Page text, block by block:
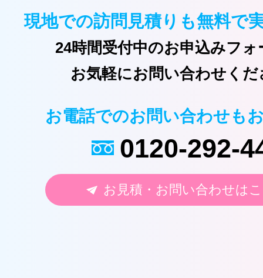
現地での訪問見積りも無料で
24時間受付中のお申込みフォ
お気軽にお問い合わせくだ
お電話でのお問い合わせも
0120-292-
お見積・お問い合わせは